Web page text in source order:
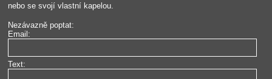
nebo se svojí vlastní kapelou.
Nezávazně poptat:
Email:
Text: